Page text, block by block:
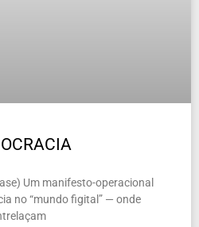
Um manifesto-operacional
no “mundo figital” — onde